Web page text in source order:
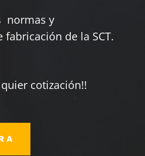
normas y
de la SCT.
cotización!!